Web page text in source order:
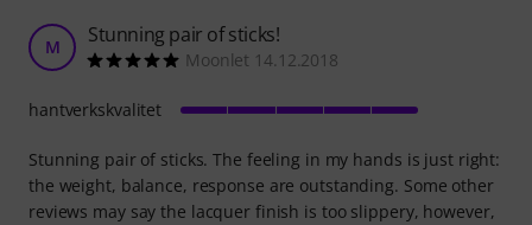
M Stunning pair of sticks!
Moonlet 14.12.2018
Stunning pair of sticks. The feeling in my hands is just right:
the weight, balance, response are outstanding. Some other
reviews may say the lacquer finish is too slippery, however,
hantverkskvalitet